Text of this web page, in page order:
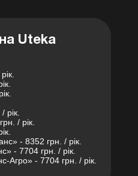
Uteka
рік.
/ рік.
- 8352 грн. / рік.
- 7704 грн. / рік.
Агро» - 7704 грн. / рік.